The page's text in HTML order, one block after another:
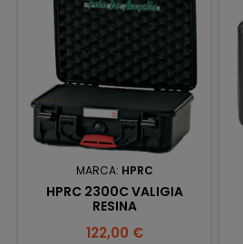
MARCA: HPRC
HPRC 2300C VALIGIA
RESINA
Prezzo
122,00 €